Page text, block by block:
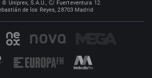
© Uniprex, S.A.U., C/ Fuerteventura 12
de los Reyes, 28703 Madrid